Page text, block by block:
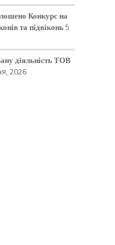
Конкурс на
та підвіконь5
діяльність ТОВ
2026